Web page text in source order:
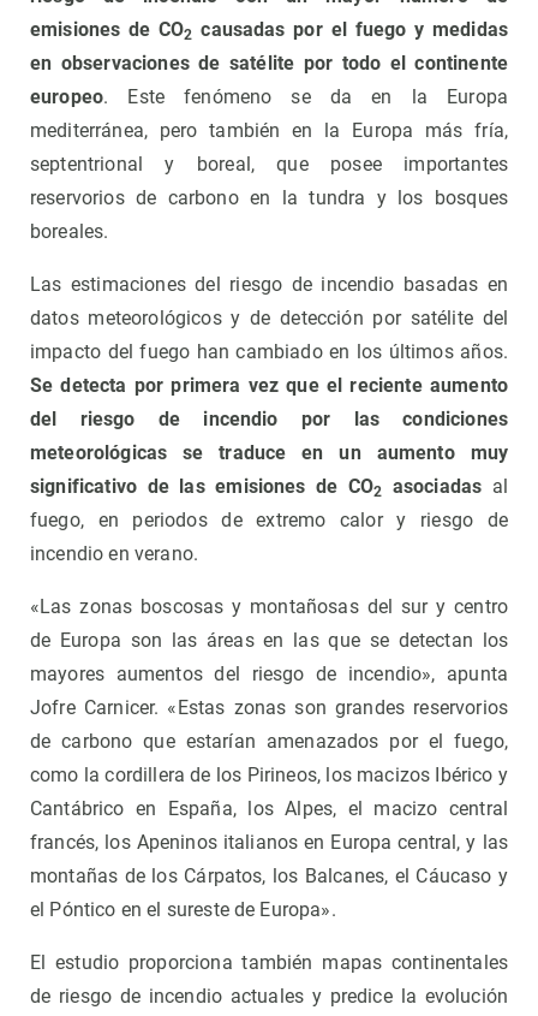
emisiones de CO2 causadas por el fuego y medidas
en observaciones de satélite por todo el continente
europeo. Este fenómeno se da en la Europa
mediterránea, pero también en la Europa más fría,
septentrional y boreal, que posee importantes
reservorios de carbono en la tundra y los bosques
boreales.
Las estimaciones del riesgo de incendio basadas en
datos meteorológicos y de detección por satélite del
impacto del fuego han cambiado en los últimos años.
Se detecta por primera vez que el reciente aumento
del riesgo de incendio por las condiciones
meteorológicas se traduce en un aumento muy
significativo de las emisiones de CO2 asociadas al
fuego, en periodos de extremo calor y riesgo de
incendio en verano.
«Las zonas boscosas y montañosas del sur y centro
de Europa son las áreas en las que se detectan los
mayores aumentos del riesgo de incendio», apunta
Jofre Carnicer. «Estas zonas son grandes reservorios
de carbono que estarían amenazados por el fuego,
como la cordillera de los Pirineos, los macizos Ibérico y
Cantábrico en España, los Alpes, el macizo central
francés, los Apeninos italianos en Europa central, y las
montañas de los Cárpatos, los Balcanes, el Cáucaso y
el Póntico en el sureste de Europa».
El estudio proporciona también mapas continentales
de riesgo de incendio actuales y predice la evolución